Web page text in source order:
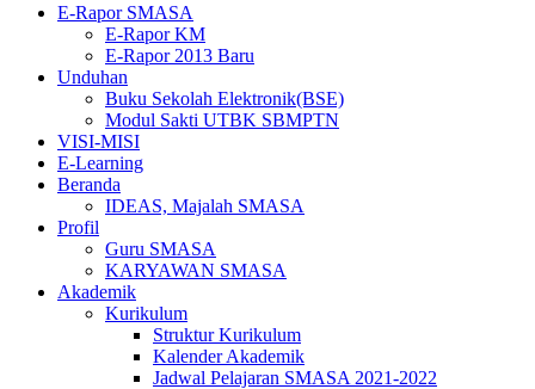
E-Rapor SMASA
E-Rapor KM
E-Rapor 2013 Baru
Unduhan
Buku Sekolah Elektronik(BSE)
Modul Sakti UTBK SBMPTN
VISI-MISI
E-Learning
Beranda
IDEAS, Majalah SMASA
Profil
Guru SMASA
KARYAWAN SMASA
Akademik
Kurikulum
Struktur Kurikulum
Kalender Akademik
Jadwal Pelajaran SMASA 2021-2022